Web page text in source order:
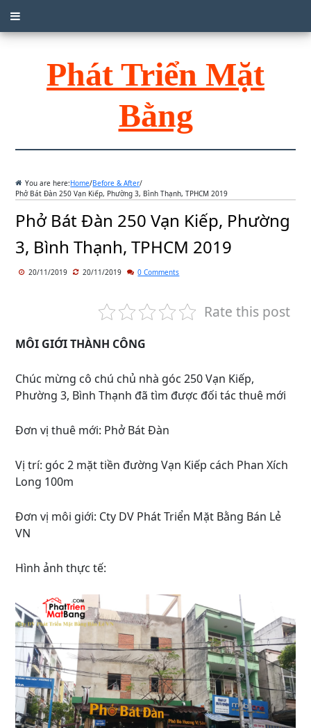
Phát Triển Mặt
Bằng
You are here:Home/Before & After/
Phở Bát Đàn 250 Vạn Kiếp, Phường 3, Bình Thạnh, TPHCM 2019
Phở Bát Đàn 250 Vạn Kiếp, Phường
3, Bình Thạnh, TPHCM 2019
20/11/2019 20/11/2019 0 Comments
Rate this post
MÔI GIỚI THÀNH CÔNG
Chúc mừng cô chú chủ nhà góc 250 Vạn Kiếp,
Phường 3, Bình Thạnh đã tìm được đối tác thuê mới
Đơn vị thuê mới: Phở Bát Đàn
Vị trí: góc 2 mặt tiền đường Vạn Kiếp cách Phan Xích
Long 100m
Đơn vị môi giới: Cty DV Phát Triển Mặt Bằng Bán Lẻ
VN
Hình ảnh thực tế: